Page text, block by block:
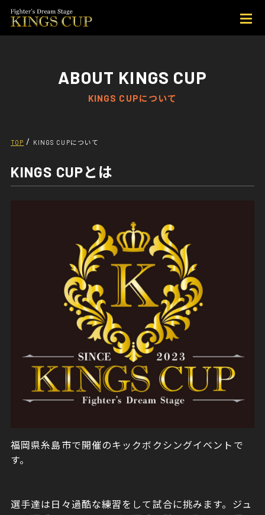
ABOUT KINGS CUP
KINGS CUPについて
TOP / KINGS CUPについて
KINGS CUPとは
福岡県糸島市で開催のキックボクシングイベントで
す。
選手達は日々過酷な練習をして試合に挑みます。ジュ